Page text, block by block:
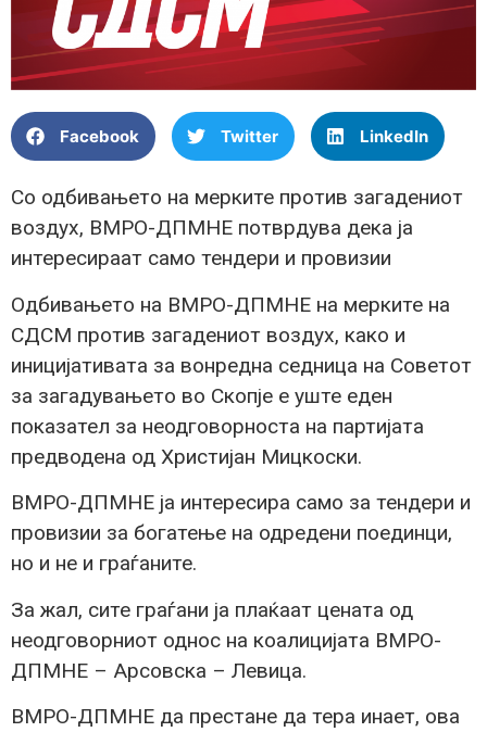
Facebook Twitter LinkedIn
Со одбивањето на мерките против загадениот
воздух, ВМРО-ДПМНЕ потврдува дека ја
интересираат само тендери и провизии
Одбивањето на ВМРО-ДПМНЕ на мерките на
СДСМ против загадениот воздух, како и
иницијативата за вонредна седница на Советот
за загадувањето во Скопје е уште еден
показател за неодговорноста на партијата
предводена од Христијан Мицкоски.
ВМРО-ДПМНЕ ја интересира само за тендери и
провизии за богатење на одредени поединци,
но и не и граѓаните.
За жал, сите граѓани ја плаќаат цената од
неодговорниот однос на коалицијата ВМРО-
ДПМНЕ – Арсовска – Левица.
ВМРО-ДПМНЕ да престане да тера инает, ова